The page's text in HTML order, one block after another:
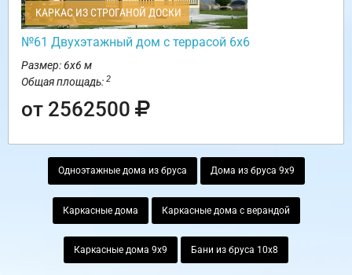
КАРКАС ИЗ СТРОГАНОЙ ДОСКИ
№61 Двухэтажный дом с террасой 6х6
Размер: 6х6 м
Общая площадь: 2
от 2562500
Одноэтажные дома из бруса Дома из бруса 9х9
Каркасные дома Каркасные дома с верандой
Каркасные дома 9х9 Бани из бруса 10х8